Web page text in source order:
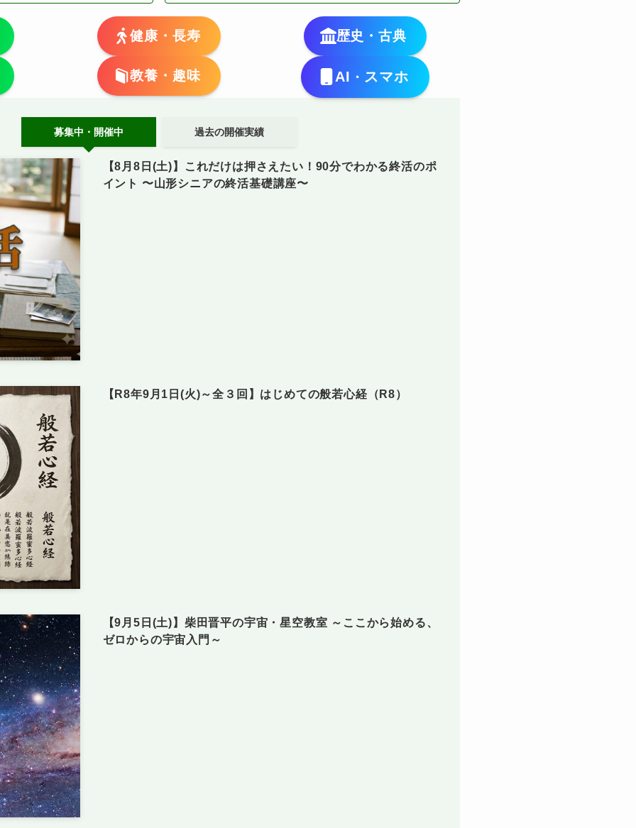
健康・長寿 歴史・古典
教養・趣味 AI ・ スマホ
募集中・開催中 過去の開催実績
【8月8日(土)】これだけは押さえたい！90分でわかる終活のポ
イント 〜山形シニアの終活基礎講座〜
【R8年9月1日(火)～全３回】はじめての般若心経（R8）
【9月5日(土)】柴田晋平の宇宙・星空教室 ～ここから始める、
ゼロからの宇宙入門～